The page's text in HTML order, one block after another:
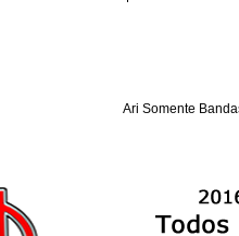
Ari Somente